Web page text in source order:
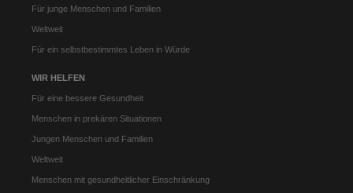
Für junge Menschen und Familien
Weltweit
Für ein selbstbestimmtes Leben in Würde
WIR HELFEN
Für eine bessere Gesundheit
Menschen in prekären Situationen
Jungen Menschen und Familien
Weltweit
Menschen mit gesundheitlicher Einschränkung